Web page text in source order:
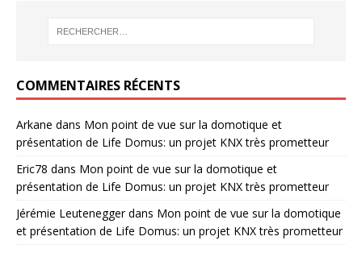
COMMENTAIRES RÉCENTS
Arkane dans Mon point de vue sur la domotique et
présentation de Life Domus: un projet KNX très prometteur
Eric78 dans Mon point de vue sur la domotique et
présentation de Life Domus: un projet KNX très prometteur
Jérémie Leuteneggerdans Mon point de vue sur la domotique
et présentation de Life Domus: un projet KNX très prometteur